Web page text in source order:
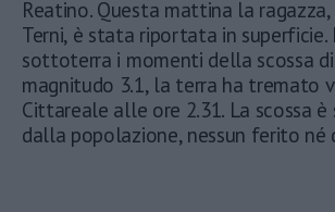
Reatino. Questa mattina la ragazza,
Terni, è stata riportata in superficie.
sottoterra i momenti della scossa
magnitudo 3.1, la terra ha tremato
Cittareale alle ore 2.31. La scossa
dalla popolazione, nessun ferito né